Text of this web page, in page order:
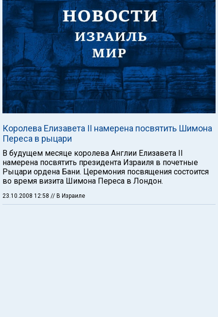
Королева Елизавета II намерена посвятить Шимона
Переса в рыцари
В будущем месяце королева Англии Елизавета II
намерена посвятить президента Израиля в почетные
Рыцари ордена Бани. Церемония посвящения состоится
во время визита Шимона Переса в Лондон.
23.10.2008 12:58 // В Израиле